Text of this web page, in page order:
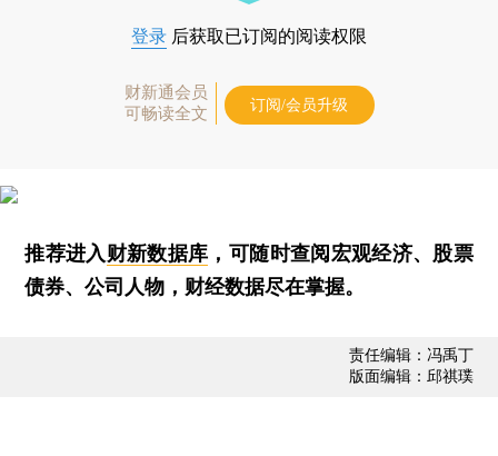
登录 后获取已订阅的阅读权限
财新通会员
可畅读全文
订阅/会员升级
推荐进入财新数据库 ，可随时查阅宏观经济、股票
债券、公司人物，财经数据尽在掌握。
责任编辑：冯禹丁
版面编辑：邱祺璞